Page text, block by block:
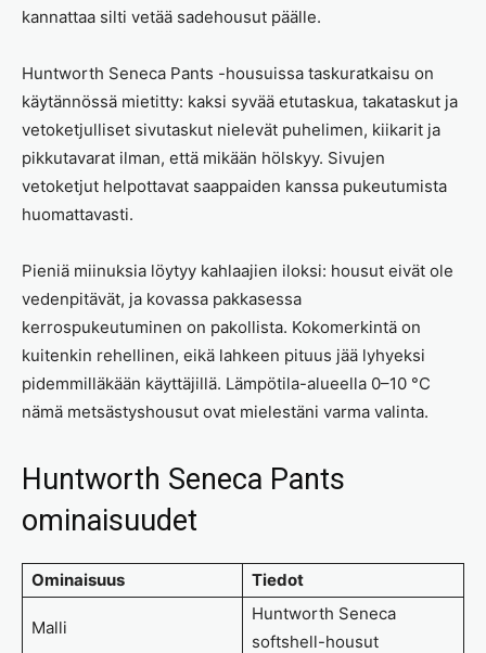
kannattaa silti vetää sadehousut päälle.
Huntworth Seneca Pants -housuissa taskuratkaisu on
käytännössä mietitty: kaksi syvää etutaskua, takataskut ja
vetoketjulliset sivutaskut nielevät puhelimen, kiikarit ja
pikkutavarat ilman, että mikään hölskyy. Sivujen
vetoketjut helpottavat saappaiden kanssa pukeutumista
huomattavasti.
Pieniä miinuksia löytyy kahlaajien iloksi: housut eivät ole
vedenpitävät, ja kovassa pakkasessa
kerrospukeutuminen on pakollista. Kokomerkintä on
kuitenkin rehellinen, eikä lahkeen pituus jää lyhyeksi
pidemmilläkään käyttäjillä. Lämpötila-alueella 0–10 °C
nämä metsästyshousut ovat mielestäni varma valinta.
Huntworth Seneca Pants
ominaisuudet
Ominaisuus Tiedot
Malli
Huntworth Seneca
softshell-housut